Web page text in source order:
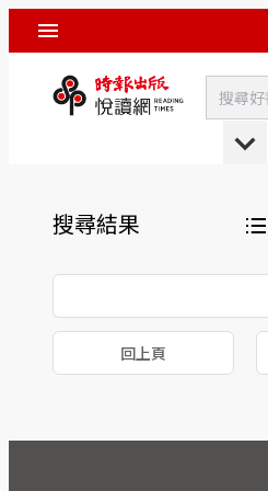
搜尋結果
回上頁